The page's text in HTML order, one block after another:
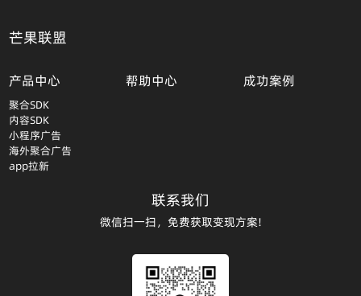
芒果联盟
产品中心
聚合SDK
内容SDK
小程序广告
海外聚合广告
app拉新
帮助中心 成功案例
联系我们
微信扫一扫，免费获取变现方案!